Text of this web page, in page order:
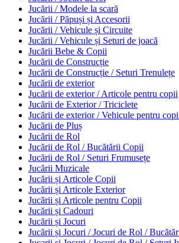
Jucării / Modele la scară
Jucării / Păpuși și Accesorii
Jucării / Vehicule și Circuite
Jucării / Vehicule și Seturi de joacă
Jucării Bebe & Copii
Jucării de Construcție
Jucării de Construcție / Seturi Trenulețe
Jucării de exterior
Jucării de exterior / Articole pentru copii
Jucării de Exterior / Triciclete
Jucării de exterior / Vehicule pentru
Jucării de Pluș
Jucării de Rol
Jucării de Rol / Bucătării Copii
Jucării de Rol / Seturi Frumusețe
Jucării Muzicale
Jucării și Articole Copii
Jucării și Articole Exterior
Jucării și Articole pentru Copii
Jucării și Cadouri
Jucării și Jocuri
Jucării și Jocuri / Jocuri de Rol /